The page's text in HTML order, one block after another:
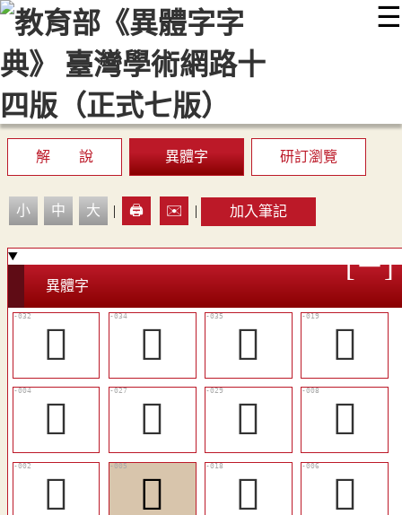
☰
::: 最新消息 常見問題 編輯說明
顯示模式
網站導覽
解 說 異體字 研訂瀏覽
小 中 大 | 🖨️ ✉️ | 加入筆記
異體字
󲤰 󲤲 󲤳
󲤧
𣃢
󲤬 󲤮
󲤞
󲤚
󲤛 󲤦
󲤜